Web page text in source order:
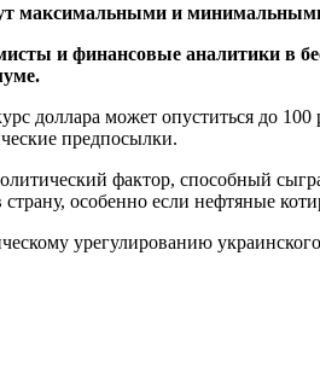
максимальными и
и финансовые аналитики в
доллара может опуститься до
предпосылки.
фактор, способный
особенно если нефтяные
урегулированию